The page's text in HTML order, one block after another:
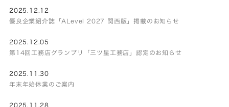
2025.12.12
優良企業紹介誌「ALevel 2027 関西版」掲載のお知らせ
2025.12.05
第14回工務店グランプリ「三ツ星工務店」認定のお知らせ
2025.11.30
年末年始休業のご案内
2025.11.28